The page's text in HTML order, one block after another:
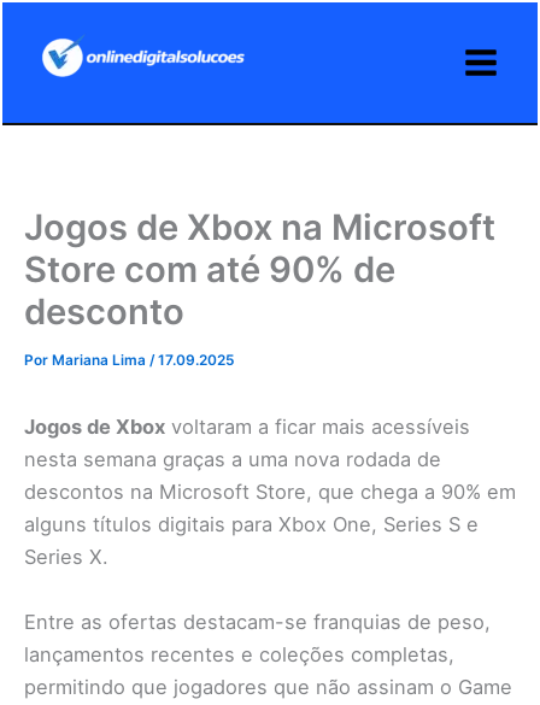
Jogos de Xbox na Microsoft
Store com até 90% de
desconto
Por Mariana Lima /17.09.2025
Jogos de Xbox voltaram a ficar mais acessíveis
nesta semana graças a uma nova rodada de
descontos na Microsoft Store, que chega a 90% em
alguns títulos digitais para Xbox One, Series S e
Series X.
Entre as ofertas destacam-se franquias de peso,
lançamentos recentes e coleções completas,
permitindo que jogadores que não assinam o Game